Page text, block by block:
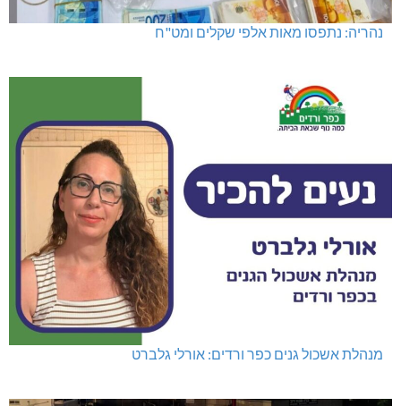
נהריה: נתפסו מאות אלפי שקלים ומט"ח
מנהלת אשכול גנים כפר ורדים: אורלי גלברט